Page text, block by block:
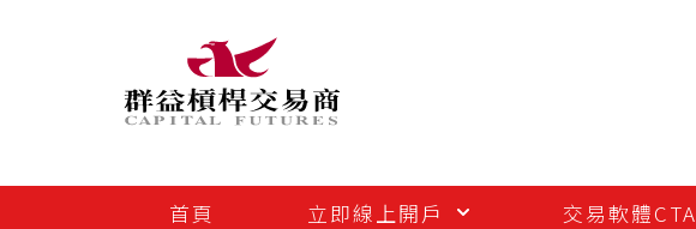
首頁 立即線上開戶 交易軟體CTA